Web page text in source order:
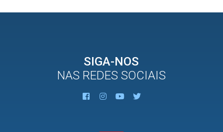
SIGA-NOS
NAS REDES SOCIAIS